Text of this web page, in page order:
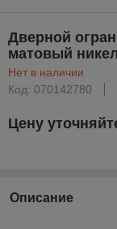
Дверной
матовый
Нет в наличии
Код: 070142780
Цену
Описание